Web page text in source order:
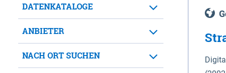
DATENKATALOGE
ANBIETER
NACH ORT SUCHEN
der in